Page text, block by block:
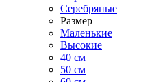
Серебряные
Размер
Маленькие
Высокие
40 см
50 см